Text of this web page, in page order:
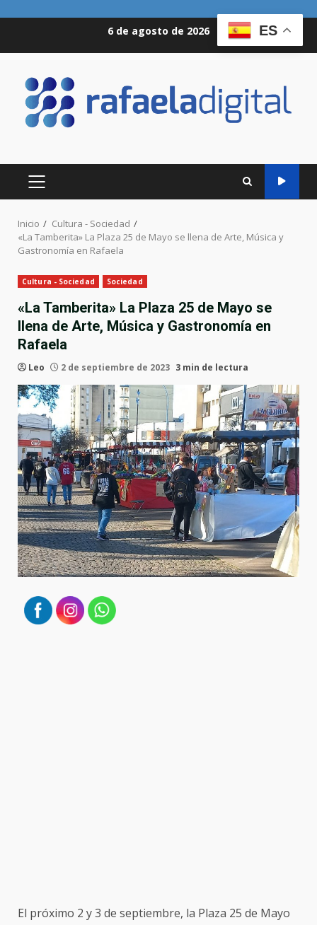
6 de agosto de 2026
MENÚ
PRINCIPAL
Inicio
Cultura - Sociedad
«La Tamberita» La Plaza 25 de Mayo se llena de Arte, Música y
Gastronomía en Rafaela
Cultura - Sociedad Sociedad
«La Tamberita» La Plaza 25 de Mayo se
llena de Arte, Música y Gastronomía en
Rafaela
Leo 2 de septiembre de 2023 3 min de lectura
El próximo 2 y 3 de septiembre, la Plaza 25 de Mayo
ES